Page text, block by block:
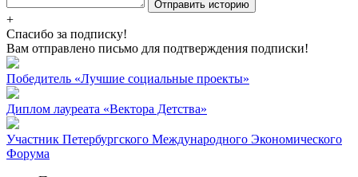
Отправить историю
+
Спасибо за подписку!
Вам отправлено письмо для подтверждения подписки!
Победитель «Лучшие социальные проекты»
Диплом лауреата «Вектора Детства»
Участник Петербургского Международного Экономического
Форума